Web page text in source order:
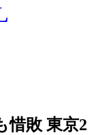
惜敗 東京2